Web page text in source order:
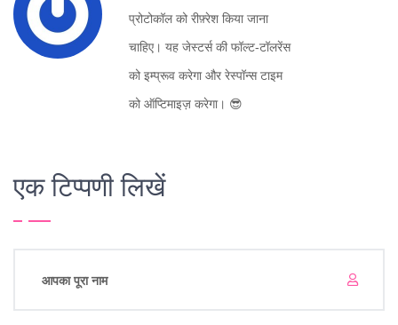
प्रोटोकॉल को रीफ़्रेश किया जाना
चाहिए। यह जेस्टर्स की फॉल्ट‑टॉलरेंस
को इम्प्रूव करेगा और रेस्पॉन्स टाइम
को ऑप्टिमाइज़ करेगा। 😎
एक टिप्पणी लिखें